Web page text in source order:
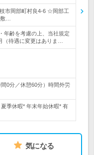
市岡部町村良4-6 ☆岡部工
…
年齢を考慮の上、当社規定
待遇に変更はありま…
0分／休憩60分）時間外労
季休暇* 年末年始休暇* 有
気になる